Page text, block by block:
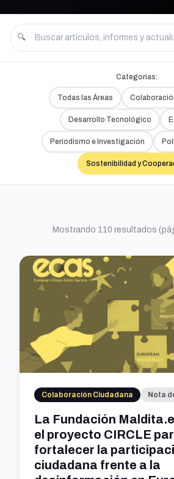
🔍
Categorías:
Todas las Áreas
Desarrollo Tecnológico
Periodismo e Investigación
Sostenibilidad y
Mostrando 110 resultados
Colaboración Ciudadana Nota
La Fundación
el proyecto CIRCLE
fortalecer la
ciudadana frente a la